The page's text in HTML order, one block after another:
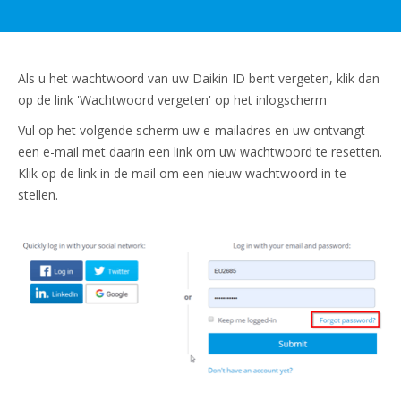
Als u het wachtwoord van uw Daikin ID bent vergeten, klik dan
op de link 'Wachtwoord vergeten' op het inlogscherm
Vul op het volgende scherm uw e-mailadres en uw ontvangt
een e-mail met daarin een link om uw wachtwoord te resetten.
Klik op de link in de mail om een nieuw wachtwoord in te
stellen.